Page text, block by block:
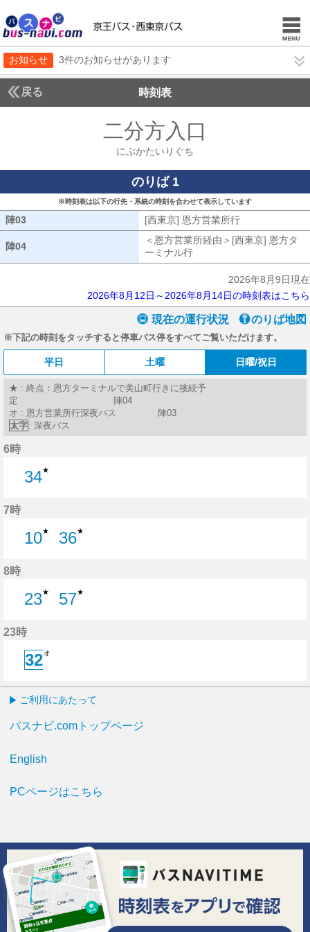
お知らせ 3件のお知らせがあります
戻る 時刻表
二分方入口
にぶかたいりぐち
のりば 1
※時刻表は以下の行先・系統の時刻を合わせて表示しています
陣03 [西東京] 恩方営業所行
陣04
＜恩方営業所経由＞[西東京] 恩方タ
ーミナル行
2026年8月9日現在
2026年8月12日～2026年8月14日の時刻表はこちら
現在の運行状況 のりば地図
※下記の時刻をタッチすると停車バス停をすべてご覧いただけます。
平日 土曜 日曜/祝日
★ : 終点：恩方ターミナルで美山町行きに接続予
定 陣04
オ : 恩方営業所行深夜バス 陣03
太字: 深夜バス
6時
34★
7時
10★
36★
8時
23★
57★
23時
32オ
ご利用にあたって
バスナビ.comトップページ
English
PCページはこちら